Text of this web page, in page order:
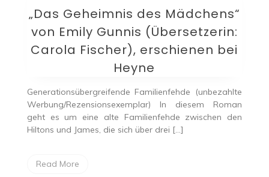
„Das Geheimnis des Mädchens“
von Emily Gunnis (Übersetzerin:
Carola Fischer), erschienen bei
Heyne
Generationsübergreifende Familienfehde (unbezahlte
Werbung/Rezensionsexemplar) In diesem Roman
geht es um eine alte Familienfehde zwischen den
Hiltons und James, die sich über drei […]
Read More